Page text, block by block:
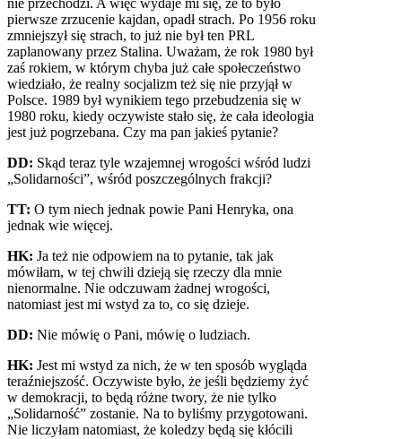
pierwsze zrzucenie kajdan, opadł strach. Po 1956 roku
zmniejszył się strach, to już nie był ten PRL
zaplanowany przez Stalina. Uważam, że rok 1980 był
zaś rokiem, w którym chyba już całe społeczeństwo
wiedziało, że realny socjalizm też się nie przyjął w
Polsce. 1989 był wynikiem tego przebudzenia się w
1980 roku, kiedy oczywiste stało się, że cała ideologia
jest już pogrzebana. Czy ma pan jakieś pytanie?
DD: Skąd teraz tyle wzajemnej wrogości wśród ludzi
„Solidarności”, wśród poszczególnych frakcji?
TT: O tym niech jednak powie Pani Henryka, ona
jednak wie więcej.
HK: Ja też nie odpowiem na to pytanie, tak jak
mówiłam, w tej chwili dzieją się rzeczy dla mnie
nienormalne. Nie odczuwam żadnej wrogości,
natomiast jest mi wstyd za to, co się dzieje.
DD: Nie mówię o Pani, mówię o ludziach.
HK: Jest mi wstyd za nich, że w ten sposób wygląda
teraźniejszość. Oczywiste było, że jeśli będziemy żyć
w demokracji, to będą różne twory, że nie tylko
„Solidarność” zostanie. Na to byliśmy przygotowani.
Nie liczyłam natomiast, że koledzy będą się kłócili